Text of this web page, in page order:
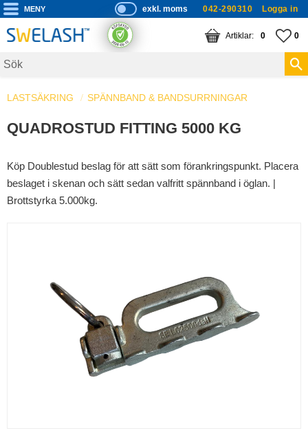
Meny
P
ri
s
s
s
exkl. moms 042-290310 Logga in
0
KUNDVAGN
ANTAL 0
LASTSÄKRING SPÄNNBAND & BANDSURRNINGAR
QUADROSTUD FITTING 5000 KG
Köp Doublestud beslag för att sätt som förankringspunkt. Placera
beslaget i skenan och sätt sedan valfritt spännband i öglan. |
Brottstyrka 5.000kg.